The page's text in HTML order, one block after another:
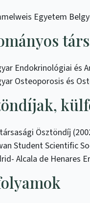
Egyetem
Endokrinológiai és
Osteoporosis és
Ösztöndíj
Student Scientific
Alcala de Henares